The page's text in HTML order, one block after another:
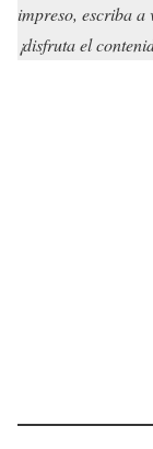
impreso, escriba a
¡disfruta el